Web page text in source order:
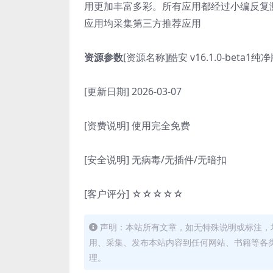
用更加丰富多彩。所有应用都经过小编反
应用均采集第三方推荐应用
资源参数[资源名称]酷安 v16.1.0-beta1纯净
[更新日期] 2026-03-07
[资费说明] 使用完全免费
[安全说明] 无病毒/无插件/无暗扣
[客户评分] ☆☆☆☆☆
声明：本站所有文章，如无特殊说明或标注
用、采集、发布本站内容到任何网站、书籍等
理。